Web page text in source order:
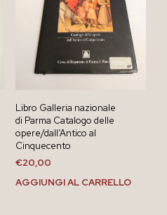
Libro Galleria nazionale
di Parma Catalogo delle
opere/dall’Antico al
Cinquecento
€20,00
AGGIUNGI AL CARRELLO